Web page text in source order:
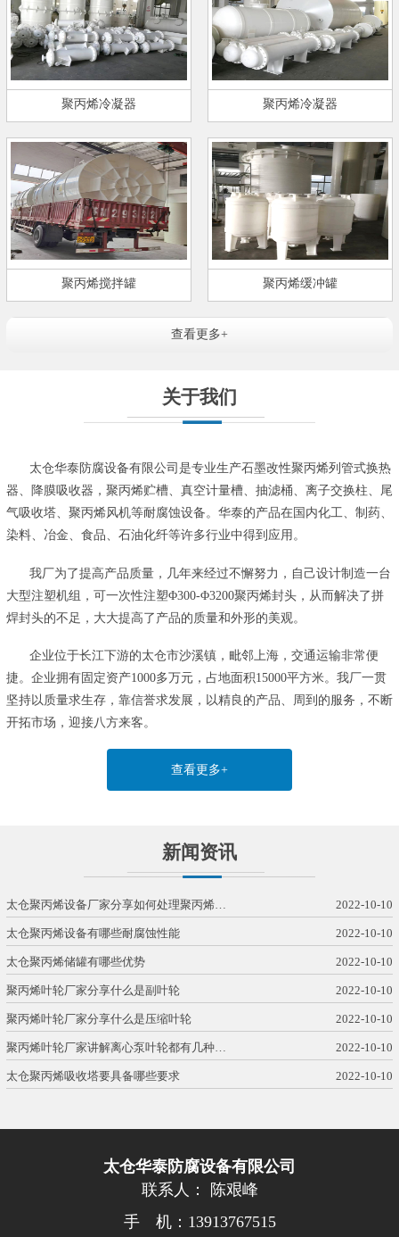
聚丙烯冷凝器 聚丙烯冷凝器
聚丙烯搅拌罐 聚丙烯缓冲罐
查看更多+
关于我们
太仓华泰防腐设备有限公司是专业生产石墨改性聚丙烯列管式换热
器、降膜吸收器，聚丙烯贮槽、真空计量槽、抽滤桶、离子交换柱、尾
气吸收塔、聚丙烯风机等耐腐蚀设备。华泰的产品在国内化工、制药、
染料、冶金、食品、石油化纤等许多行业中得到应用。
我厂为了提高产品质量，几年来经过不懈努力，自己设计制造一台
大型注塑机组，可一次性注塑Φ300-Φ3200聚丙烯封头，从而解决了拼
焊封头的不足，大大提高了产品的质量和外形的美观。
企业位于长江下游的太仓市沙溪镇，毗邻上海，交通运输非常便
捷。企业拥有固定资产1000多万元，占地面积15000平方米。我厂一贯
坚持以质量求生存，靠信誉求发展，以精良的产品、周到的服务，不断
开拓市场，迎接八方来客。
查看更多+
新闻资讯
太仓聚丙烯设备厂家分享如何处理聚丙烯… 2022-10-10
太仓聚丙烯设备有哪些耐腐蚀性能 2022-10-10
太仓聚丙烯储罐有哪些优势 2022-10-10
聚丙烯叶轮厂家分享什么是副叶轮 2022-10-10
聚丙烯叶轮厂家分享什么是压缩叶轮 2022-10-10
聚丙烯叶轮厂家讲解离心泵叶轮都有几种… 2022-10-10
太仓聚丙烯吸收塔要具备哪些要求 2022-10-10
太仓华泰防腐设备有限公司
联系人： 陈艰峰
手 机：13913767515